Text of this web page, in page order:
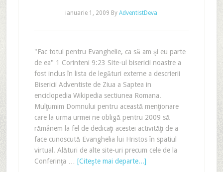
ianuarie 1, 2009 ByAdventistDeva
"Fac totul pentru Evanghelie, ca să am şi eu parte
de ea" 1 Corinteni 9:23 Site-ul bisericii noastre a
fost inclus în lista de legături externe a descrierii
Bisericii Adventiste de Ziua a Saptea in
enciclopedia Wikipedia sectiunea Romana.
Mulţumim Domnului pentru această menţionare
care la urma urmei ne obligă pentru 2009 să
rămânem la fel de dedicaţi acestei activităţi de a
face cunoscută Evanghelia lui Hristos în spatiul
virtual. Alături de alte site-uri precum cele de la
Conferinţa … [Citeşte mai departe...]